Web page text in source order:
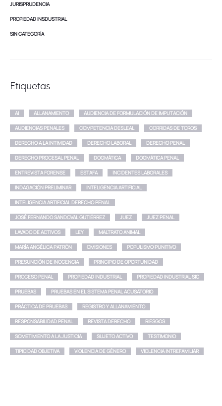
JURISPRUDENCIA
PROPIEDAD INSDUSTRIAL
SIN CATEGORÍA
Etiquetas
AI ALLANAMIENTO AUDIENCIA DE FORMULACIÓN DE IMPUTACIÓN
AUDIENCIAS PENALES COMPETENCIA DESLEAL CORRIDAS DE TOROS
DERECHO A LA INTIMIDAD DERECHO LABORAL DERECHO PENAL
DERECHO PROCESAL PENAL DOGMÁTICA DOGMÁTICA PENAL
ENTREVISTA FORENSE ESTAFA INCIDENTES LABORALES
INDAGACIÓN PRELIMINAR INTELIGENCIA ARTIFICIAL
INTELIGENCIA ARTIFICIAL DERECHO PENAL
JOSÉ FERNANDO SANDOVAL GUTIÉRREZ JUEZ JUEZ PENAL
LAVADO DE ACTIVOS LEY MALTRATO ANIMAL
MARÍA ANGÉLICA PATRÓN OMISIONES POPULISMO PUNITIVO
PRESUNCIÓN DE INOCENCIA PRINCIPIO DE OPORTUNIDAD
PROCESO PENAL PROPIEDAD INDUSTRIAL PROPIEDAD INDUSTRIAL SIC
PRUEBAS PRUEBAS EN EL SISTEMA PENAL ACUSATORIO
PRÁCTICA DE PRUEBAS REGISTRO Y ALLANAMIENTO
RESPONSABILIDAD PENAL REVISTA DERECHO RIESGOS
SOMETIMIENTO A LA JUSTICIA SUJETO ACTIVO TESTIMONIO
TIPICIDAD OBJETIVA VIOLENCIA DE GÉNERO VIOLENCIA INTREFAMILIAR